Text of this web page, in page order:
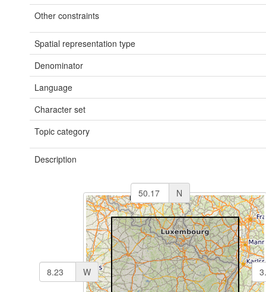
Other constraints
Spatial representation type
Denominator
Language
Character set
Topic category
Description
N
W